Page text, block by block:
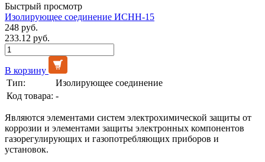
Быстрый просмотр
Изолирующее соединение ИСНН-15
248 руб.
233.12 руб.
В корзину
Тип:
Изолирующее соединение
Код товара: -
Являются элементами систем электрохимической защиты от
коррозии и элементами защиты электронных компонентов
газорегулирующих и газопотребляющих приборов и
установок.